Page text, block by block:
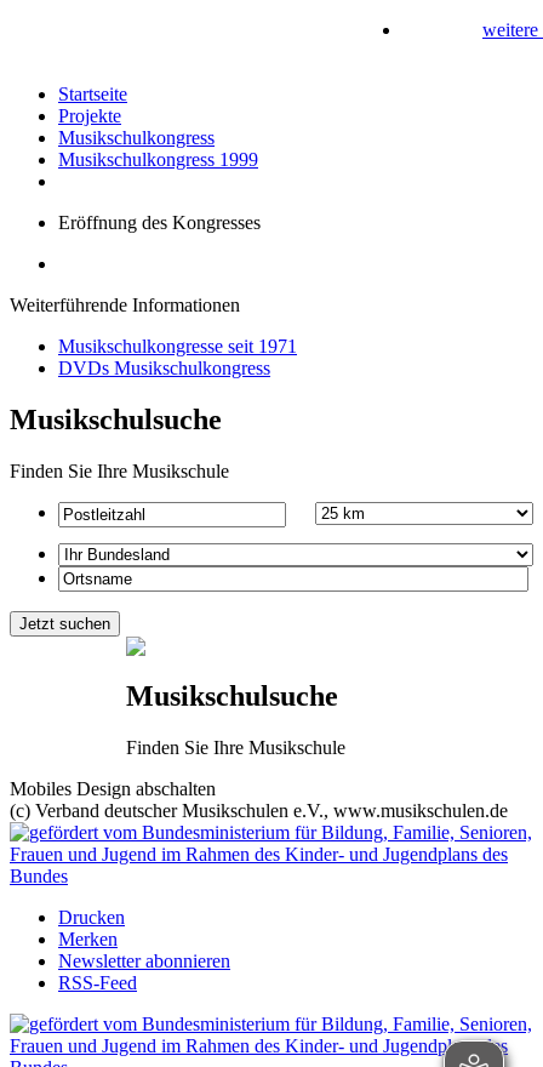
weitere
Startseite
Projekte
Musikschulkongress
Musikschulkongress 1999
Eröffnung des Kongresses
Weiterführende Informationen
Musikschulkongresse seit 1971
DVDs Musikschulkongress
Musikschulsuche
Finden Sie Ihre Musikschule
Musikschulsuche
Finden Sie Ihre Musikschule
Mobiles Design abschalten
(c) Verband deutscher Musikschulen e.V., www.musikschulen.de
Drucken
Merken
Newsletter abonnieren
RSS-Feed